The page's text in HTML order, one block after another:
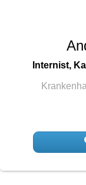
Internist,